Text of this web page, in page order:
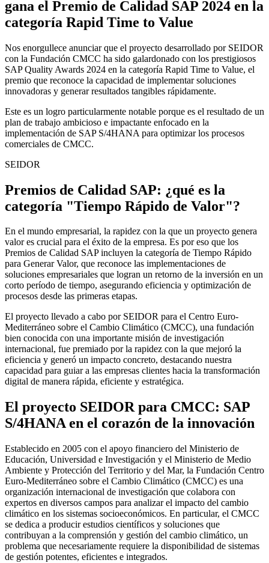
gana el Premio de Calidad SAP 2024 en la
categoría Rapid Time to Value
Nos enorgullece anunciar que el proyecto desarrollado por SEIDOR
con la Fundación CMCC ha sido galardonado con los prestigiosos
SAP Quality Awards 2024 en la categoría Rapid Time to Value, el
premio que reconoce la capacidad de implementar soluciones
innovadoras y generar resultados tangibles rápidamente.
Este es un logro particularmente notable porque es el resultado de un
plan de trabajo ambicioso e impactante enfocado en la
implementación de SAP S/4HANA para optimizar los procesos
comerciales de CMCC.
SEIDOR
Premios de Calidad SAP: ¿qué es la
categoría "Tiempo Rápido de Valor"?
En el mundo empresarial, la rapidez con la que un proyecto genera
valor es crucial para el éxito de la empresa. Es por eso que los
Premios de Calidad SAP incluyen la categoría de Tiempo Rápido
para Generar Valor, que reconoce las implementaciones de
soluciones empresariales que logran un retorno de la inversión en un
corto período de tiempo, asegurando eficiencia y optimización de
procesos desde las primeras etapas.
El proyecto llevado a cabo por SEIDOR para el Centro Euro-
Mediterráneo sobre el Cambio Climático (CMCC), una fundación
bien conocida con una importante misión de investigación
internacional, fue premiado por la rapidez con la que mejoró la
eficiencia y generó un impacto concreto, destacando nuestra
capacidad para guiar a las empresas clientes hacia la transformación
digital de manera rápida, eficiente y estratégica.
El proyecto SEIDOR para CMCC: SAP
S/4HANA en el corazón de la innovación
Establecido en 2005 con el apoyo financiero del Ministerio de
Educación, Universidad e Investigación y el Ministerio de Medio
Ambiente y Protección del Territorio y del Mar, la Fundación Centro
Euro-Mediterráneo sobre el Cambio Climático (CMCC) es una
organización internacional de investigación que colabora con
expertos en diversos campos para analizar el impacto del cambio
climático en los sistemas socioeconómicos. En particular, el CMCC
se dedica a producir estudios científicos y soluciones que
contribuyan a la comprensión y gestión del cambio climático, un
problema que necesariamente requiere la disponibilidad de sistemas
de gestión potentes, eficientes e integrados.